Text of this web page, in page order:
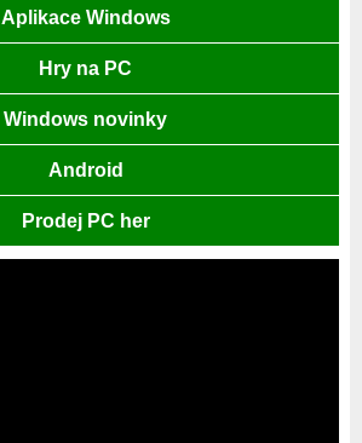
Aplikace Windows
Hry na PC
Windows novinky
Android
Prodej PC her